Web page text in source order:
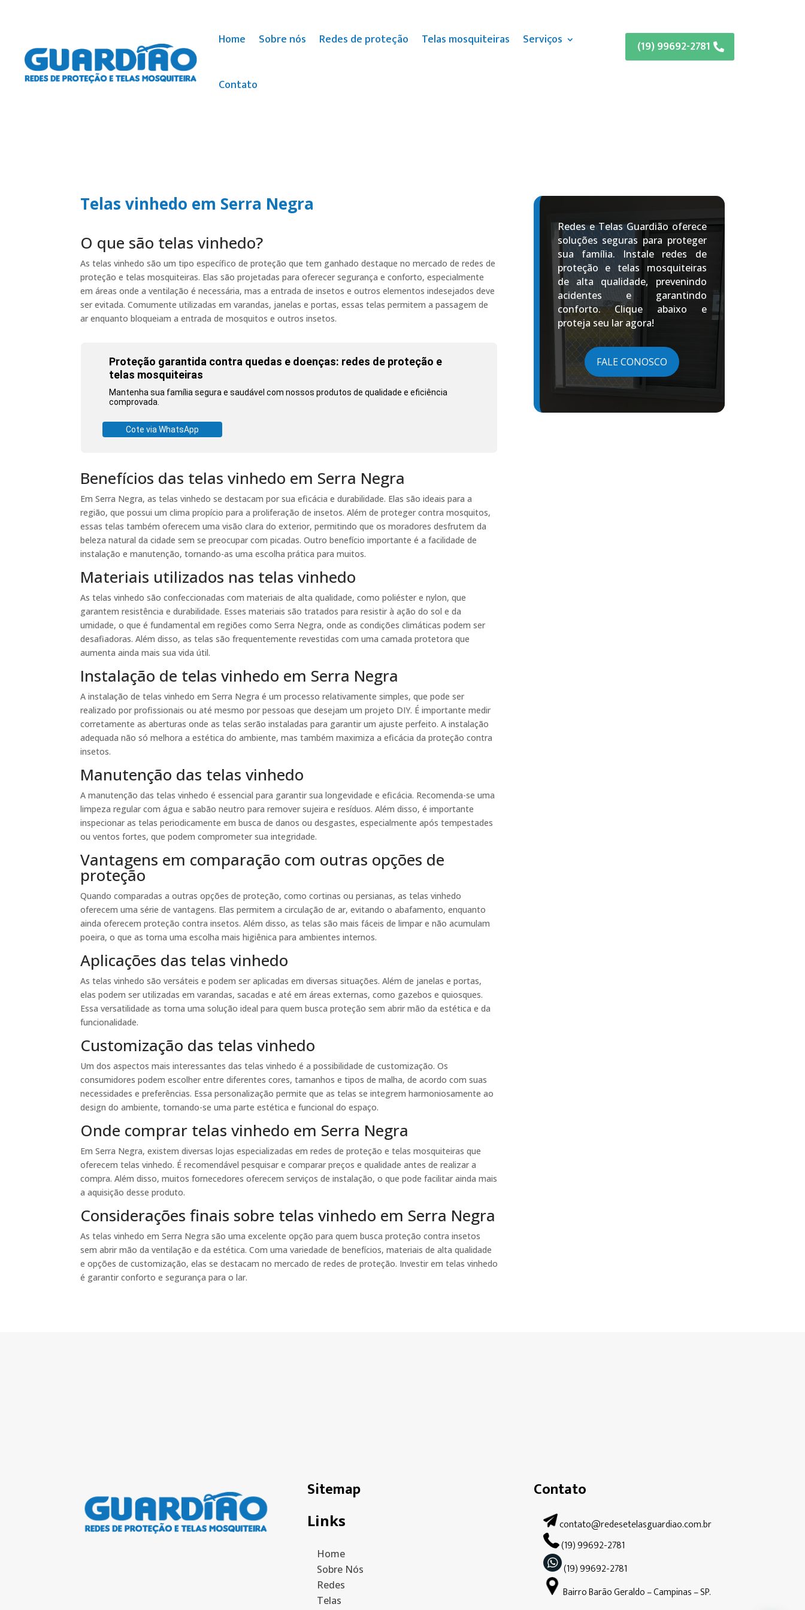
Home Sobre nós Redes de proteção Telas mosquiteiras Serviços
Contato
(19) 99692-2781
Telas vinhedo em Serra Negra
O que são telas vinhedo?
As telas vinhedo são um tipo específico de proteção que tem ganhado destaque no mercado de redes de
proteção e telas mosquiteiras. Elas são projetadas para oferecer segurança e conforto, especialmente
em áreas onde a ventilação é necessária, mas a entrada de insetos e outros elementos indesejados deve
ser evitada. Comumente utilizadas em varandas, janelas e portas, essas telas permitem a passagem de
ar enquanto bloqueiam a entrada de mosquitos e outros insetos.
Proteção garantida contra quedas e doenças: redes de proteção e
telas mosquiteiras
Mantenha sua família segura e saudável com nossos produtos de qualidade e eficiência
comprovada.
Cote via WhatsApp
Benefícios das telas vinhedo em Serra Negra
Em Serra Negra, as telas vinhedo se destacam por sua eficácia e durabilidade. Elas são ideais para a
região, que possui um clima propício para a proliferação de insetos. Além de proteger contra mosquitos,
essas telas também oferecem uma visão clara do exterior, permitindo que os moradores desfrutem da
beleza natural da cidade sem se preocupar com picadas. Outro benefício importante é a facilidade de
instalação e manutenção, tornando-as uma escolha prática para muitos.
Materiais utilizados nas telas vinhedo
As telas vinhedo são confeccionadas com materiais de alta qualidade, como poliéster e nylon, que
garantem resistência e durabilidade. Esses materiais são tratados para resistir à ação do sol e da
umidade, o que é fundamental em regiões como Serra Negra, onde as condições climáticas podem ser
desafiadoras. Além disso, as telas são frequentemente revestidas com uma camada protetora que
aumenta ainda mais sua vida útil.
Instalação de telas vinhedo em Serra Negra
A instalação de telas vinhedo em Serra Negra é um processo relativamente simples, que pode ser
realizado por profissionais ou até mesmo por pessoas que desejam um projeto DIY. É importante medir
corretamente as aberturas onde as telas serão instaladas para garantir um ajuste perfeito. A instalação
adequada não só melhora a estética do ambiente, mas também maximiza a eficácia da proteção contra
insetos.
Manutenção das telas vinhedo
A manutenção das telas vinhedo é essencial para garantir sua longevidade e eficácia. Recomenda-se uma
limpeza regular com água e sabão neutro para remover sujeira e resíduos. Além disso, é importante
inspecionar as telas periodicamente em busca de danos ou desgastes, especialmente após tempestades
ou ventos fortes, que podem comprometer sua integridade.
Vantagens em comparação com outras opções de
proteção
Quando comparadas a outras opções de proteção, como cortinas ou persianas, as telas vinhedo
oferecem uma série de vantagens. Elas permitem a circulação de ar, evitando o abafamento, enquanto
ainda oferecem proteção contra insetos. Além disso, as telas são mais fáceis de limpar e não acumulam
poeira, o que as torna uma escolha mais higiênica para ambientes internos.
Aplicações das telas vinhedo
As telas vinhedo são versáteis e podem ser aplicadas em diversas situações. Além de janelas e portas,
elas podem ser utilizadas em varandas, sacadas e até em áreas externas, como gazebos e quiosques.
Essa versatilidade as torna uma solução ideal para quem busca proteção sem abrir mão da estética e da
funcionalidade.
Customização das telas vinhedo
Um dos aspectos mais interessantes das telas vinhedo é a possibilidade de customização. Os
consumidores podem escolher entre diferentes cores, tamanhos e tipos de malha, de acordo com suas
necessidades e preferências. Essa personalização permite que as telas se integrem harmoniosamente ao
design do ambiente, tornando-se uma parte estética e funcional do espaço.
Onde comprar telas vinhedo em Serra Negra
Em Serra Negra, existem diversas lojas especializadas em redes de proteção e telas mosquiteiras que
oferecem telas vinhedo. É recomendável pesquisar e comparar preços e qualidade antes de realizar a
compra. Além disso, muitos fornecedores oferecem serviços de instalação, o que pode facilitar ainda mais
a aquisição desse produto.
Considerações finais sobre telas vinhedo em Serra Negra
As telas vinhedo em Serra Negra são uma excelente opção para quem busca proteção contra insetos
sem abrir mão da ventilação e da estética. Com uma variedade de benefícios, materiais de alta qualidade
e opções de customização, elas se destacam no mercado de redes de proteção. Investir em telas vinhedo
é garantir conforto e segurança para o lar.
Redes e Telas Guardião oferece
soluções seguras para proteger
sua família. Instale redes de
proteção e telas mosquiteiras
de alta qualidade, prevenindo
acidentes e garantindo
conforto. Clique abaixo e
proteja seu lar agora!
FALE CONOSCO
Sitemap
Links
Home
Sobre Nós
Redes
Telas
Contato
contato@redesetelasguardiao.com.br
(19) 99692-2781
(19) 99692-2781
Bairro Barão Geraldo – Campinas – SP.